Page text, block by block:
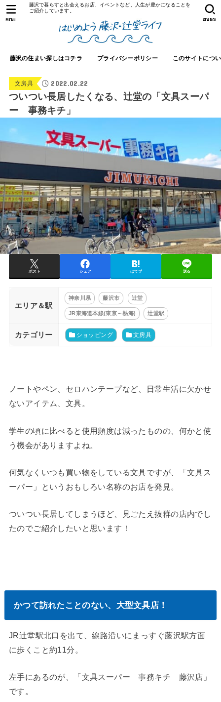
藤沢で暮らすと出会えるお店、イベントなど、人生が豊かになることを
ご紹介しています。
藤沢の住まい探しはコチラ プライバシーポリシー このサイトにつ
SEARCH
MENU
文房具 2022.02.22
ついつい長居したくなる、辻堂の「文具スーパ
ー 事務キチ」
ポスト シェア はてブ 送る
エリア＆駅
神奈川県 藤沢市 辻堂
JR東海道本線(東京～熱海) 辻堂駅
カテゴリー ショッピング 文房具
ノートやペン、セロハンテープなど、日常生活に欠かせ
ないアイテム、文具。
学生の頃に比べると使用頻度は減ったものの、何かと使
う機会がありますよね。
何気なくいつも買い物をしている文具ですが、「文具ス
ーパー」というおもしろい名称のお店を発見。
ついつい長居してしまうほど、見ごたえ抜群の店内でし
たのでご紹介したいと思います！
かつて訪れたことのない、大型文具店！
JR辻堂駅北口を出て、線路沿いにまっすぐ藤沢駅方面
に歩くこと約11分。
左手にあるのが、「文具スーパー 事務キチ 藤沢店」
です。